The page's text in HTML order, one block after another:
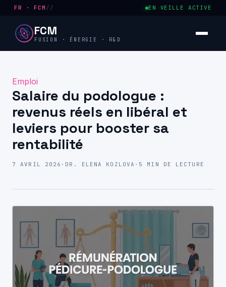
FR · FCM // EN VEILLE ACTIVE
FCM
FUSION · ÉNERGIE · R&D
Emploi
Salaire du podologue :
revenus réels en libéral et
leviers pour booster sa
rentabilité
7 AVRIL 2026 · DR. ELENA KOZLOVA · 5 MIN DE LECTURE